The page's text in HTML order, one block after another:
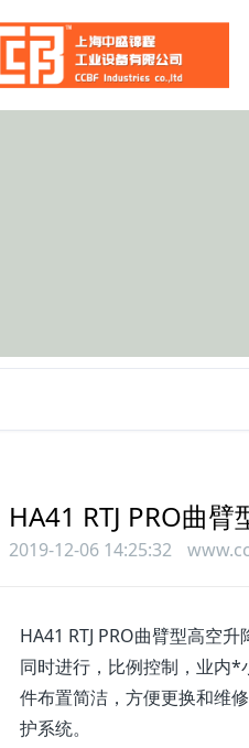
HA41 RTJ PRO曲
2019-12-06 14:25:32
HA41 RTJ PRO曲臂型高空
同时进行，比例控制，业内
件布置简洁，方便更换和维
护系统。